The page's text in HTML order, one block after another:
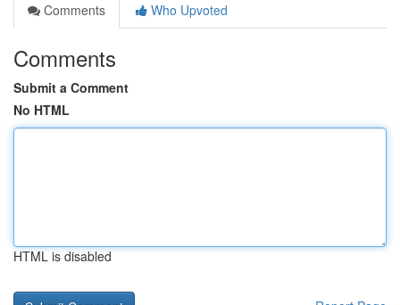
Comments
Who Upvoted
Comments
Submit a Comment
No HTML
HTML is disabled